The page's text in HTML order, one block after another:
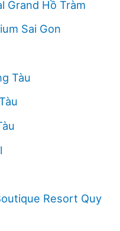
Grand Hồ Tràm
Sai Gon
Tàu
Resort Quy